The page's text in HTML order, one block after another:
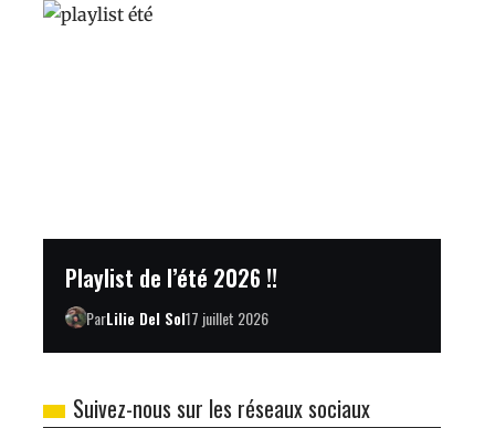
Playlist de l’été 2026 !!
ParLilie Del Sol17 juillet 2026
Suivez-nous sur les réseaux sociaux